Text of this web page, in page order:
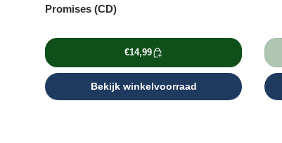
Promises (CD)
€14,99
Bekijk winkelvoorraad